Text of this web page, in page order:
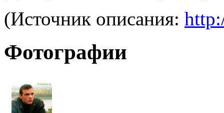
(Источник описания:
Фотографии